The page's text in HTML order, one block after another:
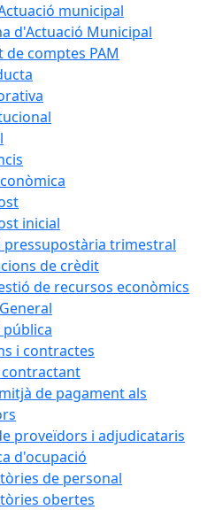
municipal
d'Actuació Municipal
de comptes PAM
inicial
pressupostària trimestral
de crèdit
de recursos econòmics
i contractes
de pagament als
proveïdors i adjudicataris
d'ocupació
de personal
obertes